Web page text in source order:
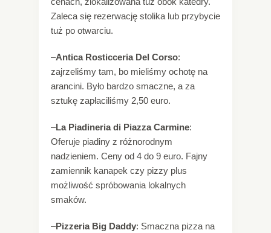
Zaleca się rezerwację stolika lub przybycie
tuż po otwarciu.
–Antica Rosticceria Del Corso:
zajrzeliśmy tam, bo mieliśmy ochotę na
arancini. Było bardzo smaczne, a za
sztukę zapłaciliśmy 2,50 euro.
–La Piadineria di Piazza Carmine:
Oferuje piadiny z różnorodnym
nadzieniem. Ceny od 4 do 9 euro. Fajny
zamiennik kanapek czy pizzy plus
możliwość spróbowania lokalnych
smaków.
–Pizzeria Big Daddy: Smaczna pizza na